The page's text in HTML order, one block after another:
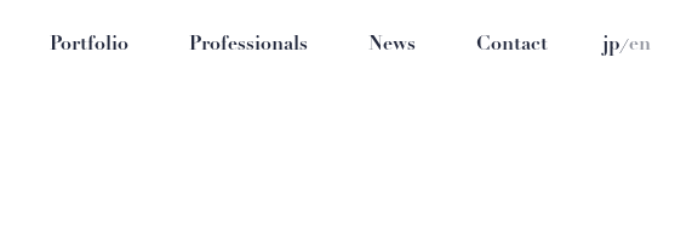
Portfolio Professionals News Contact jp/en